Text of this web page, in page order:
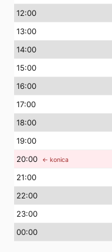
12:00
13:00
14:00
15:00
16:00
17:00
18:00
19:00
20:00 ← konica
21:00
22:00
23:00
00:00